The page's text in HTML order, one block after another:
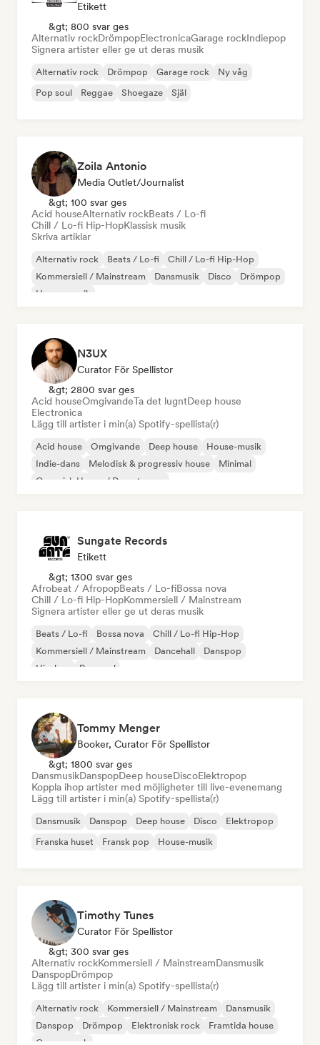
Etikett
&gt; 800 svar ges
Alternativ rockDrömpopElectronicaGarage rockIndiepop
Signera artister eller ge ut deras musik
Alternativ rock Drömpop Garage rock
Ny våg
Pop soul
Reggae Shoegaze Själ
Zoila Antonio
Media Outlet/Journalist
&gt; 100 svar ges
Acid houseAlternativ rockBeats / Lo-fi
Chill / Lo-fi Hip-HopKlassisk musik
Skriva artiklar
Alternativ rock Beats / Lo-fi
Chill / Lo-fi Hip-Hop
Kommersiell / Mainstream
Dansmusik Disco
Drömpop
House-musik
N3UX
Curator För Spellistor
&gt; 2800 svar ges
Acid houseOmgivandeTa det lugntDeep house
Electronica
Lägg till artister i min(a) Spotify-spellista(r)
Acid house Omgivande Deep house
House-musik
Indie-dans
Melodisk & progressiv house
Minimal
Organisk House / Downtempo
Sungate Records
Etikett
&gt; 1300 svar ges
Afrobeat / AfropopBeats / Lo-fiBossa nova
Chill / Lo-fi Hip-HopKommersiell / Mainstream
Signera artister eller ge ut deras musik
Beats / Lo-fi Bossa nova
Chill / Lo-fi Hip-Hop
Kommersiell / Mainstream
Dancehall
Danspop
Hip-hop
Pop soul
Tommy Menger
Booker, Curator För Spellistor
&gt; 1800 svar ges
DansmusikDanspopDeep houseDiscoElektropop
Koppla ihop artister med möjligheter till live-evenemang
Lägg till artister i min(a) Spotify-spellista(r)
Dansmusik Danspop Deep house Disco
Elektropop
Franska huset
Fransk pop House-musik
Timothy Tunes
Curator För Spellistor
&gt; 300 svar ges
Alternativ rockKommersiell / MainstreamDansmusik
DanspopDrömpop
Lägg till artister i min(a) Spotify-spellista(r)
Alternativ rock Kommersiell / Mainstream
Dansmusik
Danspop
Drömpop Elektronisk rock
Framtida house
Garage rock